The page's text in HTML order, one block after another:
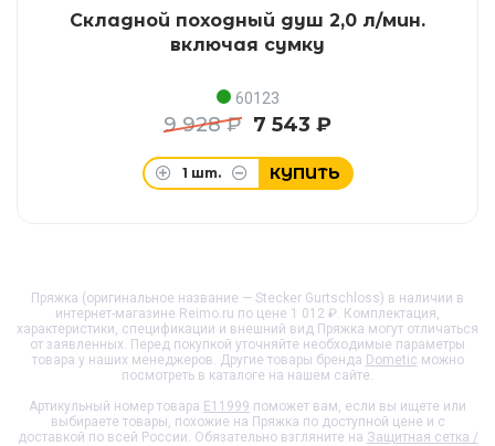
Складной походный душ 2,0 л/мин.
включая сумку
60123
9 928 ₽ 7 543 ₽
1 шт. КУПИТЬ
Пряжка (оригинальное название — Stecker Gurtschloss) в наличии в
интернет-магазине Reimo.ru по цене 1 012 ₽. Комплектация,
характеристики, спецификации и внешний вид Пряжка могут отличаться
от заявленных. Перед покупкой уточняйте необходимые параметры
товара у наших менеджеров. Другие товары бренда Dometic можно
посмотреть в каталоге на нашем сайте.
Артикульный номер товара E11999 поможет вам, если вы ищете или
выбираете товары, похожие на Пряжка по доступной цене и с
доставкой по всей России. Обязательно взгляните на Защитная сетка /